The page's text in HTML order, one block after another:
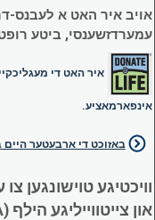
אויב איר האט א לעבנס-
עמערדזשענסי, ביטע רופט
איר האט די
אינפארמאציע.
באזוכט די ארבעטער